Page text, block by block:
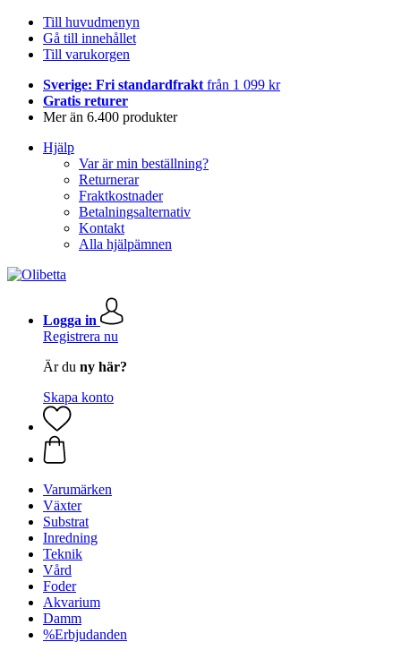
Till huvudmenyn
Gå till innehållet
Till varukorgen
Sverige: Fri standardfrakt från 1 099 kr
Gratis returer
Mer än 6.400 produkter
Hjälp
Var är min beställning?
Returnerar
Fraktkostnader
Betalningsalternativ
Kontakt
Alla hjälpämnen
Logga in
Registrera nu
Är du ny här?
Skapa konto
Varumärken
Växter
Substrat
Inredning
Teknik
Vård
Foder
Akvarium
Damm
%Erbjudanden